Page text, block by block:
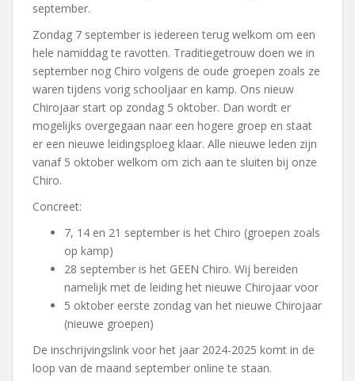
september.
Zondag 7 september is iedereen terug welkom om een
hele namiddag te ravotten. Traditiegetrouw doen we in
september nog Chiro volgens de oude groepen zoals ze
waren tijdens vorig schooljaar en kamp. Ons nieuw
Chirojaar start op zondag 5 oktober. Dan wordt er
mogelijks overgegaan naar een hogere groep en staat
er een nieuwe leidingsploeg klaar. Alle nieuwe leden zijn
vanaf 5 oktober welkom om zich aan te sluiten bij onze
Chiro.
Concreet:
7, 14 en 21 september is het Chiro (groepen zoals
op kamp)
28 september is het GEEN Chiro. Wij bereiden
namelijk met de leiding het nieuwe Chirojaar voor
5 oktober eerste zondag van het nieuwe Chirojaar
(nieuwe groepen)
De inschrijvingslink voor het jaar 2024-2025 komt in de
loop van de maand september online te staan.